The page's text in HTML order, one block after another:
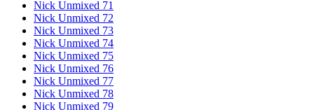
Nick Unmixed 71
Nick Unmixed 72
Nick Unmixed 73
Nick Unmixed 74
Nick Unmixed 75
Nick Unmixed 76
Nick Unmixed 77
Nick Unmixed 78
Nick Unmixed 79